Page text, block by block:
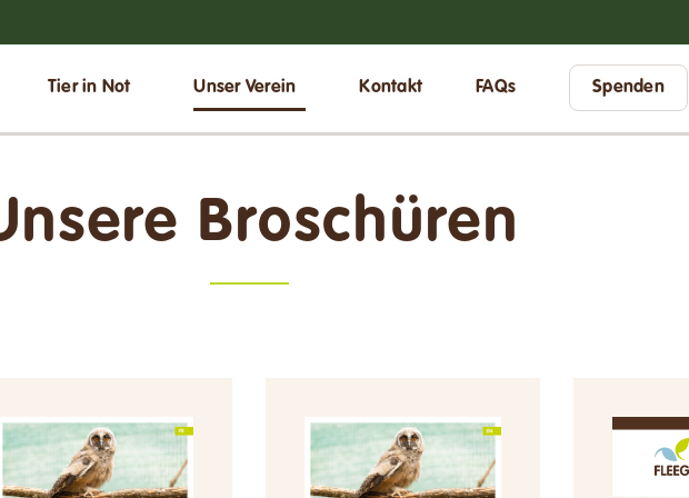
Tier in Not Unser Verein Kontakt FAQs Spenden
Broschüren